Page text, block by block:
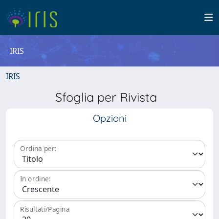
IRIS
IRIS
Sfoglia per Rivista
Opzioni
Ordina per:
In ordine:
Risultati/Pagina